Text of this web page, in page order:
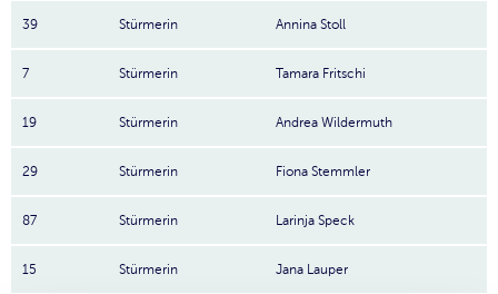
39 Stürmerin Annina Stoll
7 Stürmerin Tamara Fritschi
19 Stürmerin Andrea Wildermuth
29 Stürmerin Fiona Stemmler
87 Stürmerin Larinja Speck
15 Stürmerin Jana Lauper